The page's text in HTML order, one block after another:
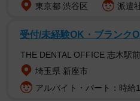
東京都 渋谷区
派遣
受付/未経験OK・ブランク
THE DENTAL OFFICE 志木駅
埼玉県 新座市
アルバイト・パート：時給